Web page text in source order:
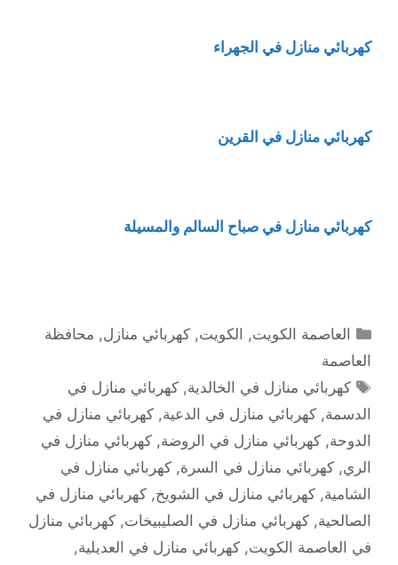
كهربائي منازل في الجهراء
كهربائي منازل في القرين
كهربائي منازل في صباح السالم والمسيلة
التصنيفات
العاصمة الكويت, الكويت,كهربائي منازل, محافظة
العاصمة
الوسوم
كهربائي منازل في الخالدية,كهربائي منازل في
الدسمة, كهربائي منازل في الدعية, كهربائي منازل في
الدوحة, كهربائي منازل في الروضة, كهربائي منازل في
الري, كهربائي منازل في السرة, كهربائي منازل في
الشامية, كهربائي منازل في الشويخ, كهربائي منازل في
الصالحية, كهربائي منازل في الصليبيخات, كهربائي منازل
في العاصمة الكويت, كهربائي منازل في العديلية,